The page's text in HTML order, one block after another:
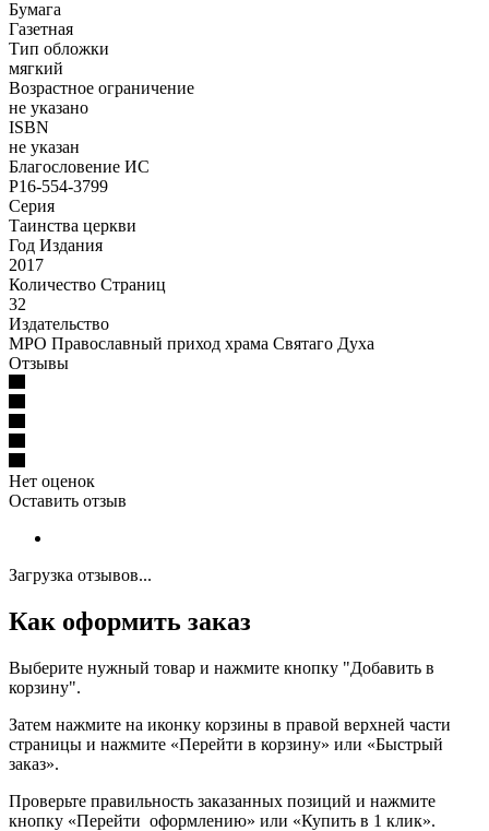
Бумага
Газетная
Тип обложки
мягкий
Возрастное ограничение
не указано
ISBN
не указан
Благословение ИС
Р16-554-3799
Серия
Таинства церкви
Год Издания
2017
Количество Страниц
32
Издательство
МРО Православный приход храма Святаго Духа
Отзывы
Нет оценок
Оставить отзыв
Загрузка отзывов...
Как оформить заказ
Выберите нужный товар и нажмите кнопку "Добавить в
корзину".
Затем нажмите на иконку корзины в правой верхней части
страницы и нажмите «Перейти в корзину» или «Быстрый
заказ».
Проверьте правильность заказанных позиций и нажмите
кнопку «Перейти оформлению» или «Купить в 1 клик».